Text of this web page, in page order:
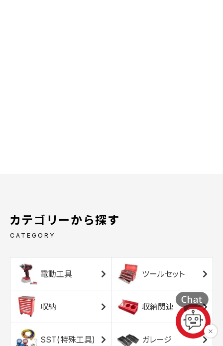
カテゴリーから探す
CATEGORY
電動工具 ツールセット
収納 収納関連
SST(特殊工具) ガレージ